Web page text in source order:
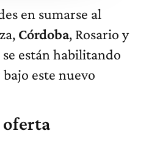
en sumarse al
Córdoba, Rosario y
están habilitando
este nuevo
oferta